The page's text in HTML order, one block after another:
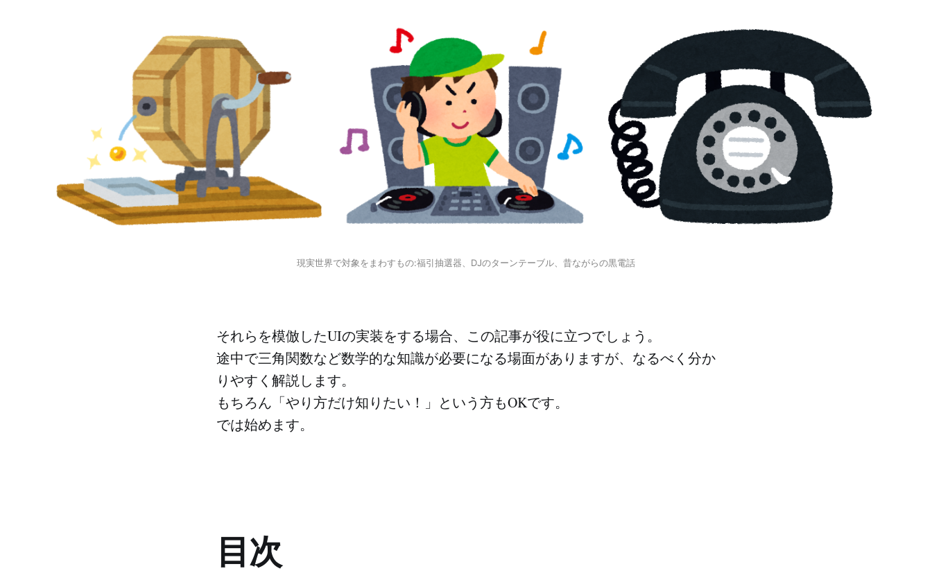
現実世界で対象をまわすもの:福引抽選器、DJのターンテーブル、昔ながらの黒電話
それらを模倣したUIの実装をする場合、この記事が役に立つでしょう。
途中で三角関数など数学的な知識が必要になる場面がありますが、なるべく分か
りやすく解説します。
もちろん「やり方だけ知りたい！」という方もOKです。
では始めます。
目次